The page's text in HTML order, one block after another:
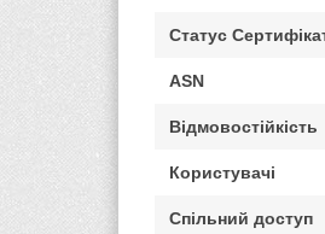
Статус
ASN
Відмовостійкість
Користувачі
Спільний доступ